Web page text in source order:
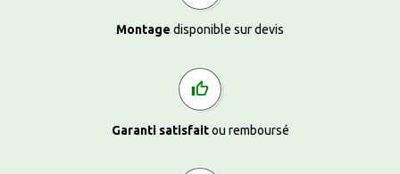
Montage disponible sur devis
Garanti satisfaitou remboursé